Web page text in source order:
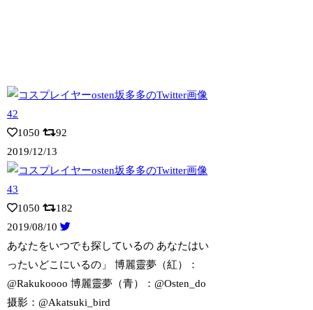
1050
92
2019/12/13
1050
182
2019/08/10
あなたをいつでも探しているの あなたはい
ったいどこにいるの」 博麗靈夢（紅）
：
@Rakukoooo 博麗靈夢（青）：@Osten_do
摄影：@Akatsuki_bird